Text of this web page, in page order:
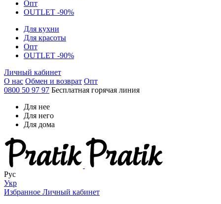
Опт
OUTLET -90%
Для кухни
Для красоты
Опт
OUTLET -90%
Личный кабинет
О нас Обмен и возврат Опт
0800 50 97 97 Бесплатная горячая линия
Для нее
Для него
Для дома
Рус
Укр
Избранное Личный кабинет